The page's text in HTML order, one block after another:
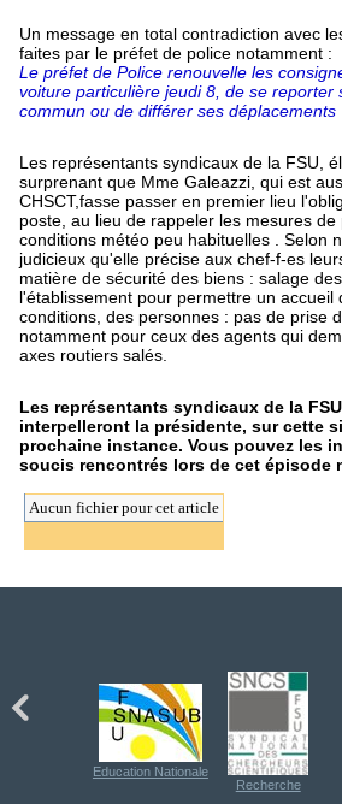
Un message en total contradiction avec
faites par le préfet de police notamment :
Le préfet de Police renouvelle les
voiture particulière jeudi 8, de se reporter
commun ou de différer ses déplacements
Les représentants syndicaux de la FSU,
surprenant que Mme Galeazzi, qui est
CHSCT,fasse passer en premier lieu
poste, au lieu de rappeler les mesures
conditions météo peu habituelles . Selon
judicieux qu'elle précise aux chef-f-es
matière de sécurité des biens : salage
l'établissement pour permettre un accueil
conditions, des personnes : pas de prise
notamment pour ceux des agents qui
axes routiers salés.
Les représentants syndicaux de la
interpelleront la présidente, sur cette
prochaine instance. Vous pouvez les
soucis rencontrés lors de cet épisode
Aucun fichier pour cet article
Education Nationale
Recherche